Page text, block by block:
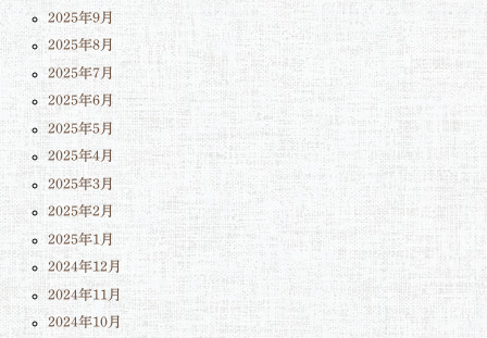
2025年9月
2025年8月
2025年7月
2025年6月
2025年5月
2025年4月
2025年3月
2025年2月
2025年1月
2024年12月
2024年11月
2024年10月